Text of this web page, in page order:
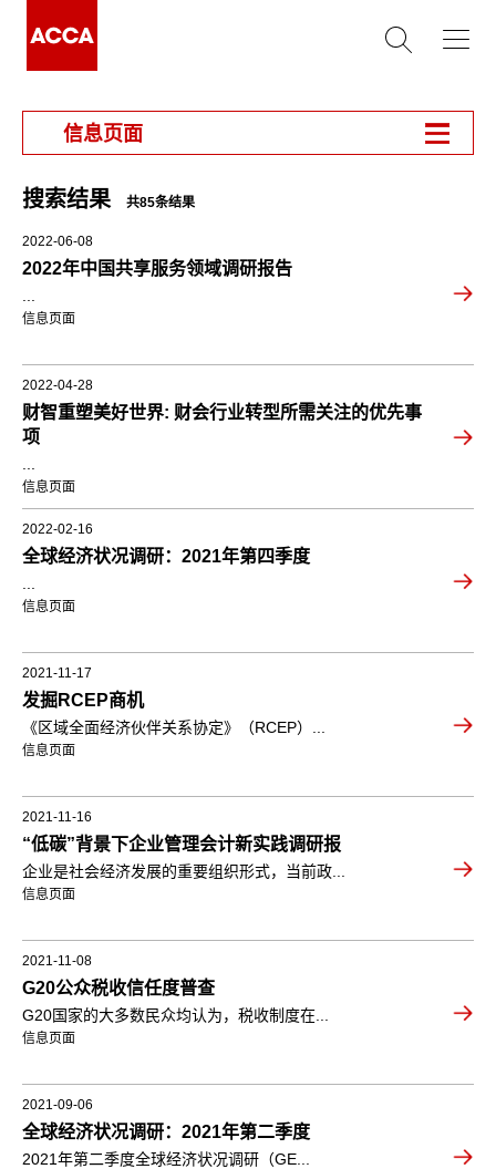
信息页面
搜索结果 共85条结果
2022年中国共享服务领域调研报告
信息页面
2022-06-08
财智重塑美好世界: 财会行业转型所需关注的优先事
项
信息页面
2022-04-28
全球经济状况调研：2021年第四季度
信息页面
2022-02-16
发掘RCEP商机
《区域全面经济伙伴关系协定》（RCEP）...
信息页面
2021-11-17
“低碳”背景下企业管理会计新实践调研报
企业是社会经济发展的重要组织形式，当前政...
信息页面
2021-11-16
G20公众税收信任度普查
G20国家的大多数民众均认为，税收制度在...
信息页面
2021-11-08
全球经济状况调研：2021年第二季度
2021年第二季度全球经济状况调研（GE...
2021-09-06